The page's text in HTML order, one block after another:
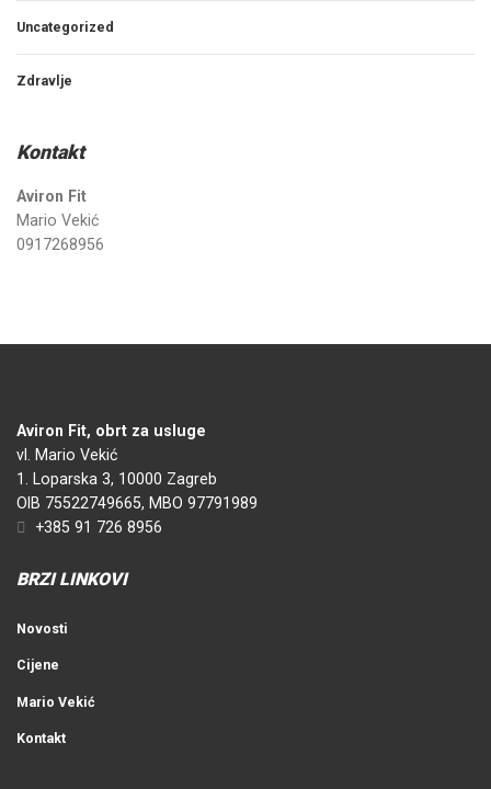
Uncategorized
Zdravlje
Kontakt
Aviron Fit
Mario Vekić
0917268956
Aviron Fit, obrt za usluge
vl. Mario Vekić
1. Loparska 3, 10000 Zagreb
OIB 75522749665, MBO 97791989
+385 91 726 8956
BRZI LINKOVI
Novosti
Cijene
Mario Vekić
Kontakt